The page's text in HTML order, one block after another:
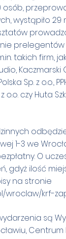
osób,
wystąpiło 29
prelegentów
takich firm,
Kaczmarski
Sp. z o.o.,
o.o. czy Huta
1-3 we
O
gdyż ilość
na stronie
wroclaw/krf-
są
Centrum